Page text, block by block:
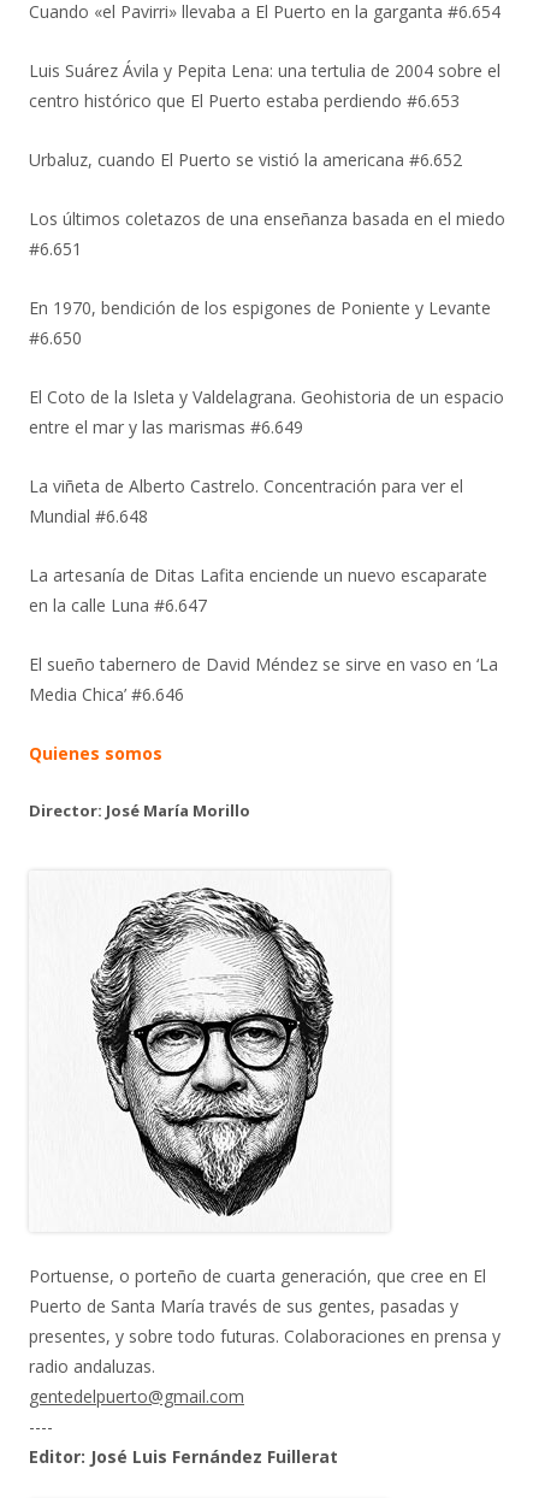
Cuando «el Pavirri» llevaba a El Puerto en la garganta #6.654
Luis Suárez Ávila y Pepita Lena: una tertulia de 2004 sobre el
centro histórico que El Puerto estaba perdiendo #6.653
Urbaluz, cuando El Puerto se vistió la americana #6.652
Los últimos coletazos de una enseñanza basada en el miedo
#6.651
En 1970, bendición de los espigones de Poniente y Levante
#6.650
El Coto de la Isleta y Valdelagrana. Geohistoria de un espacio
entre el mar y las marismas #6.649
La viñeta de Alberto Castrelo. Concentración para ver el
Mundial #6.648
La artesanía de Ditas Lafita enciende un nuevo escaparate
en la calle Luna #6.647
El sueño tabernero de David Méndez se sirve en vaso en ‘La
Media Chica’ #6.646
Quienes somos
Director: José María Morillo
Portuense, o porteño de cuarta generación, que cree en El
Puerto de Santa María través de sus gentes, pasadas y
presentes, y sobre todo futuras. Colaboraciones en prensa y
radio andaluzas.
gentedelpuerto@gmail.com
----
Editor: José Luis Fernández Fuillerat